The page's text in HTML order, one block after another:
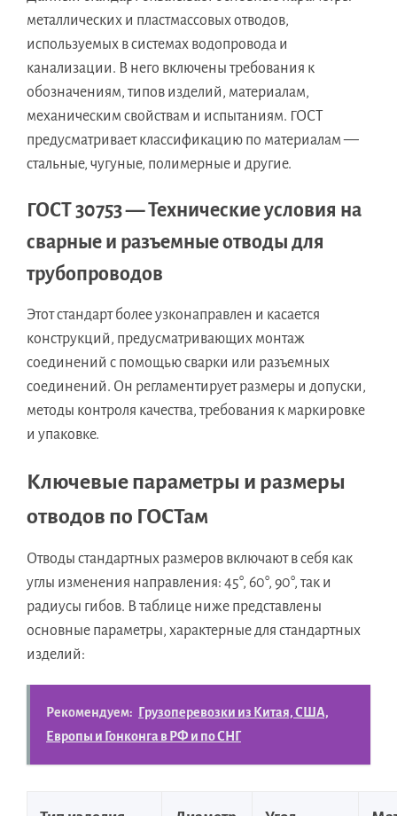
металлических и пластмассовых отводов,
используемых в системах водопровода и
канализации. В него включены требования к
обозначениям, типов изделий, материалам,
механическим свойствам и испытаниям. ГОСТ
предусматривает классификацию по материалам —
стальные, чугуные, полимерные и другие.
ГОСТ 30753 — Технические условия на
сварные и разъемные отводы для
трубопроводов
Этот стандарт более узконаправлен и касается
конструкций, предусматривающих монтаж
соединений с помощью сварки или разъемных
соединений. Он регламентирует размеры и допуски,
методы контроля качества, требования к маркировке
и упаковке.
Ключевые параметры и размеры
отводов по ГОСТам
Отводы стандартных размеров включают в себя как
углы изменения направления: 45°, 60°, 90°, так и
радиусы гибов. В таблице ниже представлены
основные параметры, характерные для стандартных
изделий:
Рекомендуем:
Грузоперевозки из Китая, США,
Европы и Гонконга в РФ и по СНГ